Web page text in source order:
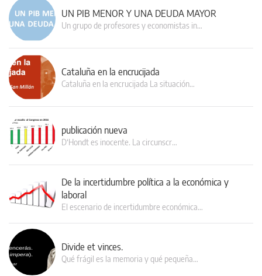
UN PIB MENOR Y UNA DEUDA MAYOR
Un grupo de profesores y economistas in…
Cataluña en la encrucijada
Cataluña en la encrucijada La situación…
publicación nueva
D‘Hondt es inocente. La circunscr…
De la incertidumbre política a la económica y
laboral
El escenario de incertidumbre económica…
Divide et vinces.
Qué frágil es la memoria y qué pequeña…